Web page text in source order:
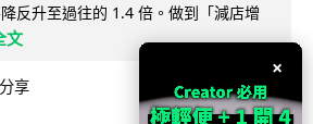
反升至過往的 1.4 倍。做到「減店增
文
分享
×